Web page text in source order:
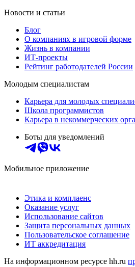
Новости и статьи
Блог
О компаниях в игровой форме
Жизнь в компании
ИТ-проекты
Рейтинг работодателей России
Молодым специалистам
Карьера для молодых
Школа программистов
Карьера в некоммерческих
Боты для уведомлений
Мобильное приложение
Этика и комплаенс
Оказание услуг
Использование сайтов
Защита персональных данных
Пользовательское соглашение
ИТ аккредитация
На информационном ресурсе hh.ru